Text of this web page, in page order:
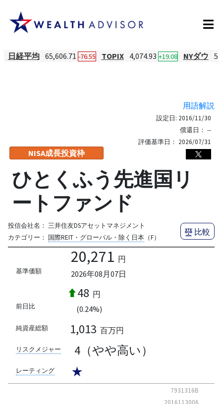
日経平均 65,606.71 -76.55 TOPIX 4,074.93 +19.08 NYダウ
用語解説
NISA成長投資枠
設定日: 2016/11/30
償還日： --
評価基準日： 2026/07/31
ひとくふう先進国リ
ートファンド
投信会社名： 三井住友DSアセットマネジメント
カテゴリー： 国際REIT・グローバル・除く日本（F）
比較
基準価額
20,271 円
2026年08月07日
前日比
48 円
(0.24%)
純資産総額 1,013 百万円
リスクメジャー 4（やや高い）
レーティング ★
7931316B
2016113006